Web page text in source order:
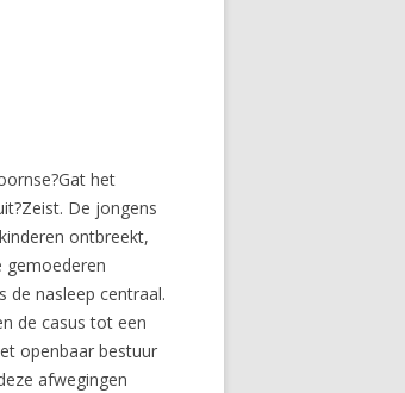
het
De jongens
ontbreekt,
gemoederen
de nasleep centraal.
de casus tot een
openbaar bestuur
afwegingen